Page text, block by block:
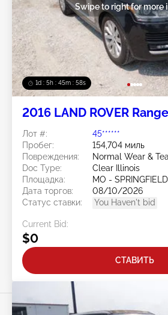
1d : 5h : 45m : 56s
Swipe to right for more
2016 LAND ROVER
Лот #:
45******
Пробег:
154,704 миль
Повреждения:
Normal Wear &
Doc Type:
Clear Illinois
Площадка:
MO - SPRINGFIELD
Дата торгов:
08/10/2026
Статус ставки:
You Haven't bid
Current Bid:
$0
СТАВИТЬ